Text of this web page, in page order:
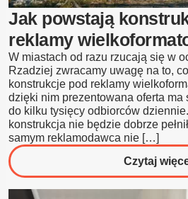
Jak powstają
reklamy
W miastach od razu rzucają się w
Rzadziej zwracamy uwagę na to,
konstrukcje pod reklamy
dzięki nim prezentowana oferta ma
do kilku tysięcy odbiorców
konstrukcja nie będzie dobrze
samym reklamodawca nie […]
Czytaj